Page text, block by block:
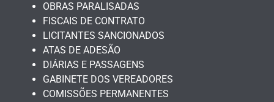
OBRAS PARALISADAS
FISCAIS DE CONTRATO
LICITANTES SANCIONADOS
ATAS DE ADESÃO
DIÁRIAS E PASSAGENS
GABINETE DOS VEREADORES
COMISSÕES PERMANENTES